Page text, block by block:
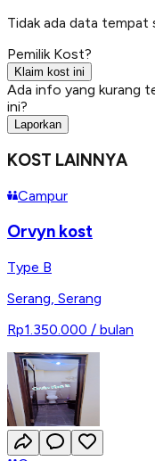
Tidak ada data tempat
Pemilik Kost?
Klaim kost ini
Ada info yang kurang
ini?
Laporkan
KOST LAINNYA
Campur
Orvyn kost
Type B
Serang Serang
Rp1.350.000 / bulan